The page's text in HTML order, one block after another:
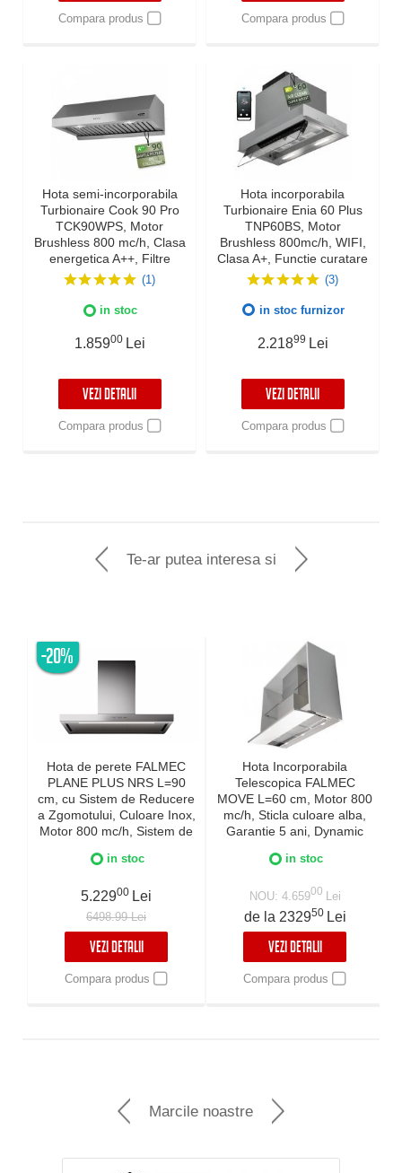
Compara produs Compara produs
Hota semi-incorporabila
Turbionaire Cook 90 Pro
TCK90WPS, Motor
Brushless 800 mc/h, Clasa
energetica A++, Filtre
Baffle Avansate din inox,
Colector de grasimi,
Control electronic,
viteze+Boost, 90 cm, Inox
(1)
in stoc
1.85900 Lei
VEZI DETALII
Compara produs
Hota incorporabila
Turbionaire Enia 60 Plus
TNP60BS, Motor
Brushless 800mc/h, WIFI,
Clasa A+, Functie curatare
aer, Reminder
curatare/schimbare filtru,
Control tactil pe panoul
verticala/orizontala, Finisaj
(3)
in stoc furnizor
2.21899 Lei
VEZI DETALII
Compara produs
Te-ar putea interesa si
-20%
Hota de perete FALMEC
PLANE PLUS NRS L=90
cm, cu Sistem de Reducere
a Zgomotului, Culoare Inox,
Motor 800 mc/h, Sistem de
plita si hota Falmec,
Iluminare LED dimabila si
Dynamic Control electronic
in stoc
5.22900 Lei
6498.99 Lei
VEZI DETALII
Compara produs
Hota Incorporabila
Telescopica FALMEC
MOVE L=60 cm, Motor 800
mc/h, Sticla culoare alba,
Garantie 5 ani, Dynamic
in stoc
NOU: 4.65900 Lei
de la 232950 Lei
VEZI DETALII
Compara produs
Marcile noastre